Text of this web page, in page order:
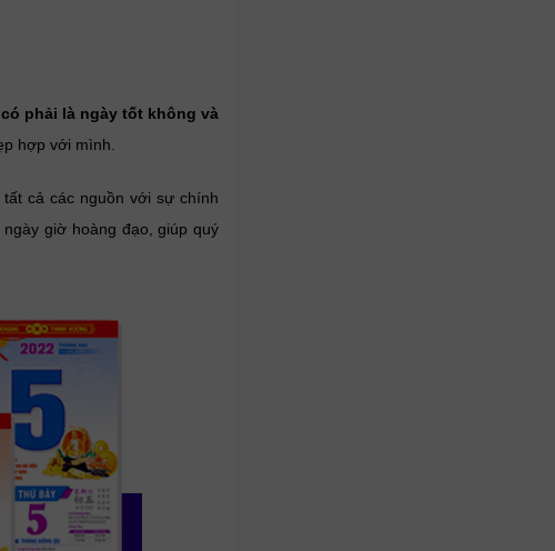
có phải là ngày tốt không và
hợp với mình.
cả các nguồn với sự chính
giờ hoàng đạo, giúp quý